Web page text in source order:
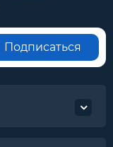
Подписаться